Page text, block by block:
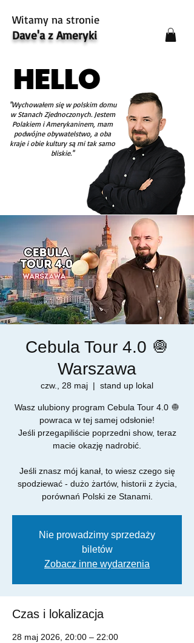
''Wychowałem się w polskim domu
w Stanach Zjednoczonych. Jestem
Polakiem i Amerykaninem, mam
podwójne obywatelstwo, a oba
kraje i obie kultury są mi tak samo
bliskie.''
HELLO
HELLO
Witamy na stronie
Dave'a z Ameryki
Cebula Tour 4.0 🧅
Warszawa
czw., 28 maj
  |
stand up lokal
Wasz ulubiony program Cebula Tour 4.0 🧅
powraca w tej samej odsłonie!
Jeśli przegapiliście poprzedni show, teraz
macie okazję nadrobić.
Jeśli znasz mój kanał, to wiesz czego się
spodziewać - dużo żartów, historii z życia,
Nie prowadzimy sprzedaży
biletów
Zobacz inne wydarzenia
Czas i lokalizacja
28 maj 2026, 20:00 – 22:00